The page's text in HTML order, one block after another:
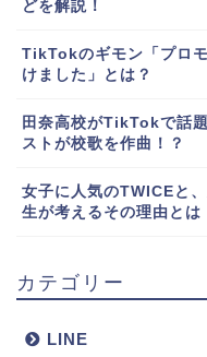
どを解説！
TikTokのギモン「プロ
けました」とは？
田奈高校がTikTokで話
ストが校歌を作曲！？
女子に人気のTWICEと
生が考えるその理由とは
カテゴリー
LINE